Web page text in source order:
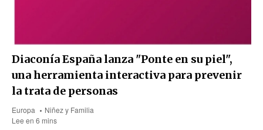
Diaconía España lanza "Ponte en su piel",
una herramienta interactiva para prevenir
la trata de personas
Europa
Niñez y Familia
Lee en 6 mins